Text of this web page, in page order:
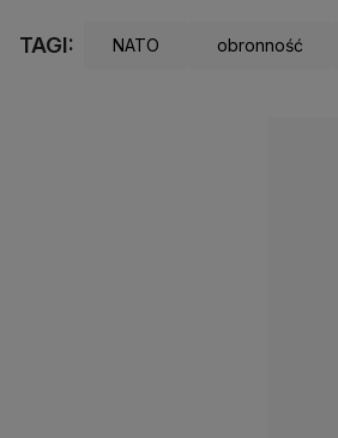
TAGI: NATO obronność